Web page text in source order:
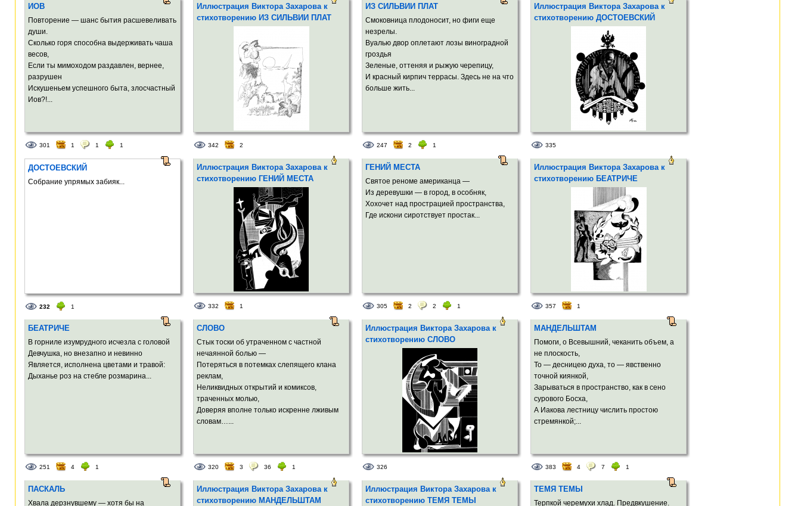
ИОВ
Повторение — шанс бытия расшевеливать
души.
Сколько горя способна выдерживать чаша
весов,
Если ты мимоходом раздавлен, вернее,
разрушен
Искушеньем успешного быта, злосчастный
Иов?!...
301 1 1 1
Иллюстрация Виктора Захарова к
стихотворению ИЗ СИЛЬВИИ ПЛАТ
342 2
ИЗ СИЛЬВИИ ПЛАТ
Смоковница плодоносит, но фиги еще
незрелы.
Вуалью двор оплетают лозы виноградной
гроздья
Зеленые, оттеняя и рыжую черепицу,
И красный кирпич террасы. Здесь не на что
больше жить...
247 2 1
Иллюстрация Виктора Захарова к
стихотворению ДОСТОЕВСКИЙ
335
ДОСТОЕВСКИЙ
Собрание упрямых забияк...
232 1
Иллюстрация Виктора Захарова к
стихотворению ГЕНИЙ МЕСТА
332 1
ГЕНИЙ МЕСТА
Святое реноме американца —
Из деревушки — в город, в особняк,
Хохочет над прострацией пространства,
Где искони сиротствует простак...
305 2 2 1
Иллюстрация Виктора Захарова к
стихотворению БЕАТРИЧЕ
357 1
БЕАТРИЧЕ
В горниле изумрудного исчезла с головой
Девчушка, но внезапно и невинно
Является, исполнена цветами и травой:
Дыханье роз на стебле розмарина...
251 4 1
СЛОВО
Стык тоски об утраченном с частной
нечаянной болью —
Потеряться в потемках слепящего клана
реклам,
Неликвидных открытий и комиксов,
траченных молью,
Доверяя вполне только искренне лживым
словам…...
320 3 36 1
Иллюстрация Виктора Захарова к
стихотворению СЛОВО
326
МАНДЕЛЬШТАМ
Помоги, о Всевышний, чеканить объем, а
не плоскость,
То — десницею духа, то — явственно
точной киянкой,
Зарываться в пространство, как в сено
сурового Босха,
А Иакова лестницу числить простою
стремянкой;...
383 4 7 1
ПАСКАЛЬ
Хвала дерзнувшему — хотя бы на
Иллюстрация Виктора Захарова к
стихотворению МАНДЕЛЬШТАМ
Иллюстрация Виктора Захарова к
стихотворению ТЕМЯ ТЕМЫ
ТЕМЯ ТЕМЫ
Терпкой черемухи хлад. Предвкушение.